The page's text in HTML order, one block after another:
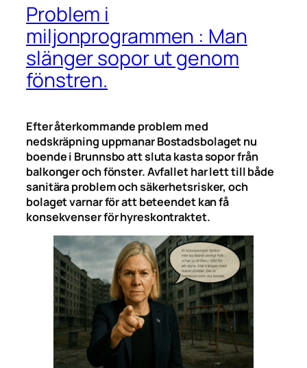
Problem i
miljonprogrammen : Man
slänger sopor ut genom
fönstren.
Efter återkommande problem med
nedskräpning uppmanar Bostadsbolaget nu
boende i Brunnsbo att sluta kasta sopor från
balkonger och fönster. Avfallet har lett till både
sanitära problem och säkerhetsrisker, och
bolaget varnar för att beteendet kan få
konsekvenser för hyreskontraktet.